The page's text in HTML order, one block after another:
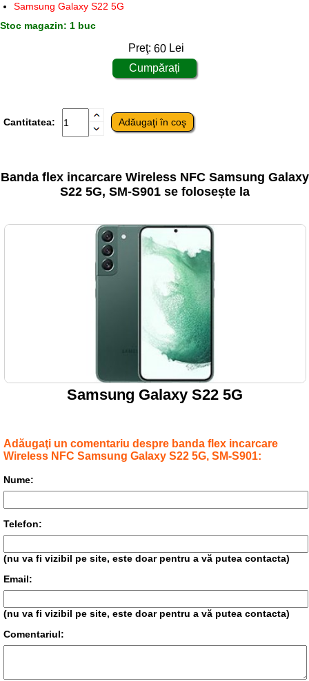
Samsung Galaxy S22 5G
Stoc magazin: 1 buc
Preţ: 60 Lei
Cantitatea:
Banda flex incarcare Wireless NFC Samsung Galaxy
S22 5G, SM-S901 se folosește la
Samsung Galaxy S22 5G
Adăugaţi un comentariu despre banda flex incarcare
Wireless NFC Samsung Galaxy S22 5G, SM-S901:
Nume:
Telefon:
(nu va fi vizibil pe site, este doar pentru a vă putea contacta)
Email:
(nu va fi vizibil pe site, este doar pentru a vă putea contacta)
Comentariul: